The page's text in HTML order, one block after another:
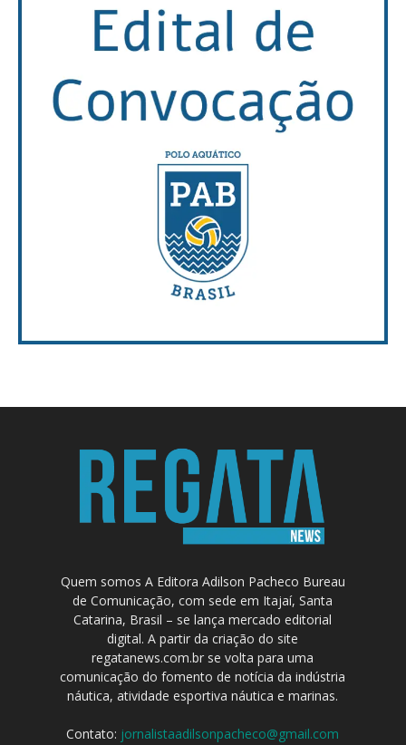
Quem somos A Editora Adilson Pacheco Bureau
de Comunicação, com sede em Itajaí, Santa
Catarina, Brasil – se lança mercado editorial
digital. A partir da criação do site
regatanews.com.br se volta para uma
comunicação do fomento de notícia da indústria
náutica, atividade esportiva náutica e marinas.
Contato: jornalistaadilsonpacheco@gmail.com